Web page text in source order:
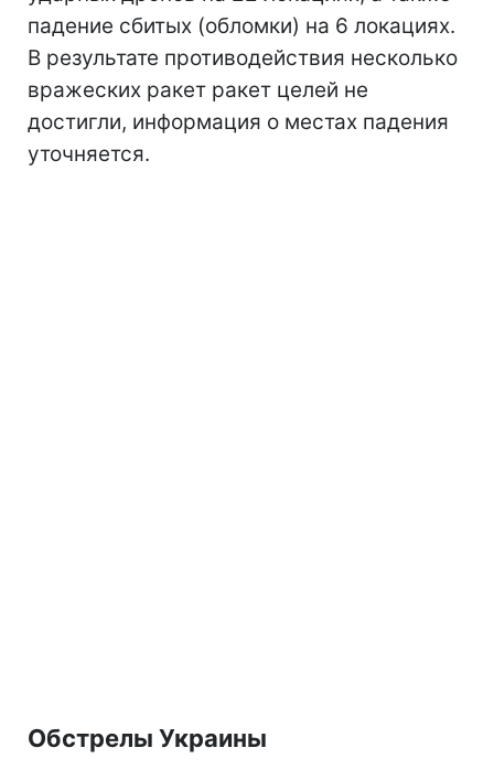
падение сбитых (обломки) на 6 локациях.
В результате противодействия несколько
вражеских ракет ракет целей не
достигли, информация о местах падения
уточняется.
Обстрелы Украины